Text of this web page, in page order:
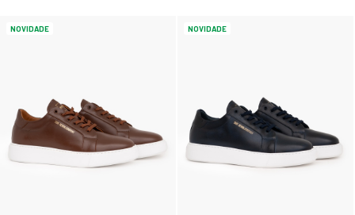
NOVIDADE NOVIDADE